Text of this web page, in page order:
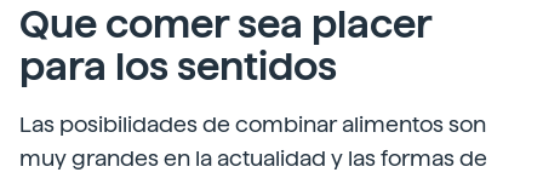
Que comer sea placer
para los sentidos
Las posibilidades de combinar alimentos son
muy grandes en la actualidad y las formas de